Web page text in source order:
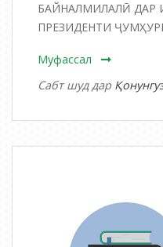
БАЙНАЛМИЛАЛӢ ДАР
ПРЕЗИДЕНТИ
Муфассал
Сабт шуд дар